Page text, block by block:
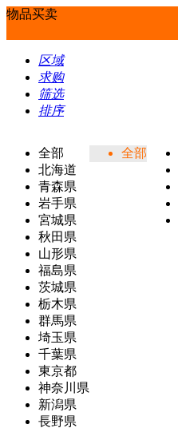
物品买卖
区域
求购
筛选
排序
全部
北海道
青森県
岩手県
宮城県
秋田県
山形県
福島県
茨城県
栃木県
群馬県
埼玉県
千葉県
東京都
神奈川県
新潟県
長野県
全部